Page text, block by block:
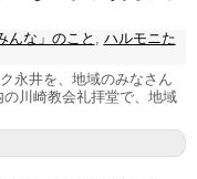
んな」のこと
ハルモニた
永井を、地域のみなさん
川崎教会礼拝堂で、地域